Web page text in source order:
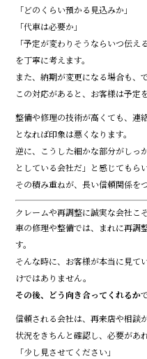
「どのくらい預かる見込みか」
「代車は必要か」
「予定が変わりそうならいつ伝える
を丁寧に考えます。
また、納期が変更になる場合も、
この対応があると、お客様は予定
整備や修理の技術が高くても、連
となれば印象は悪くなります。
逆に、こうした細かな部分がしっ
としている会社だ」と感じてもら
その積み重ねが、長い信頼関係を
クレームや再調整に誠実な会社こ
車の修理や整備では、まれに再調
す。
そんな時に、お客様が本当に見て
けではありません。
その後、どう向き合ってくれるか
信頼される会社は、再来店や相談
状況をきちんと確認し、必要があ
「少し見させてください」